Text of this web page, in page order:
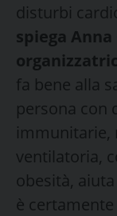
disturbi
spiega Anna
fa bene alla
persona con
immunitarie,
ventilatoria,
obesità,
è